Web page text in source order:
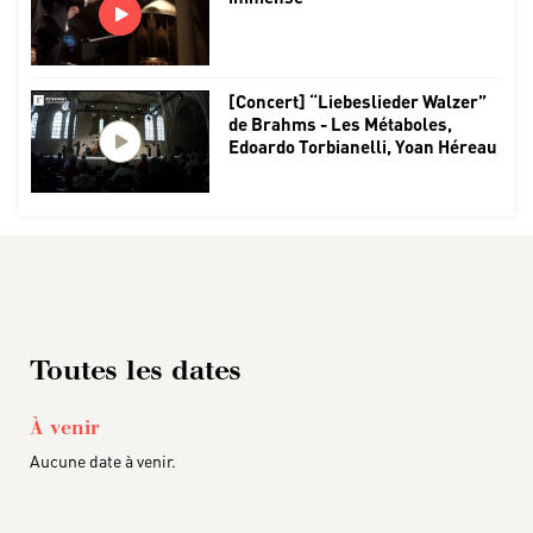
[Concert] “Liebeslieder Walzer”
de Brahms - Les Métaboles,
Edoardo Torbianelli, Yoan Héreau
Toutes les dates
À venir
Aucune date à venir.